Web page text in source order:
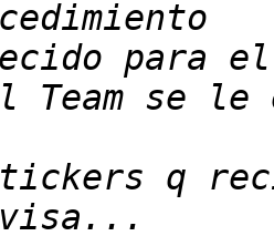
para
q